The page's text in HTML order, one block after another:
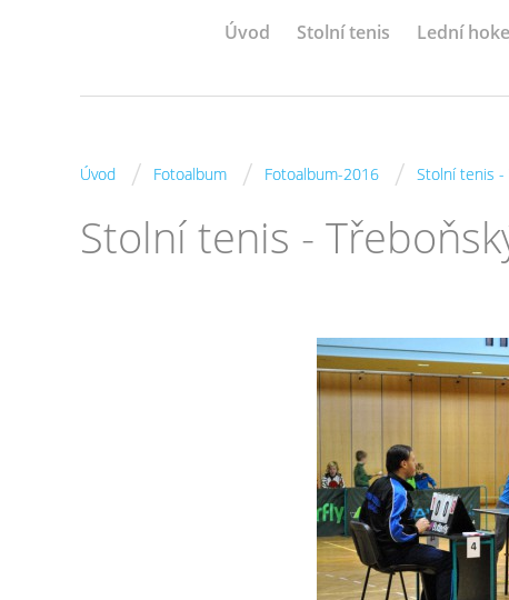
Úvod Stolní tenis Lední
Úvod / Fotoalbum / Fotoalbum-2016 / Stolní tenis -
Stolní tenis -